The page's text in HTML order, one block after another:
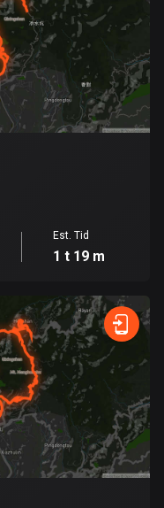
Est. Tid
1 t 19 m